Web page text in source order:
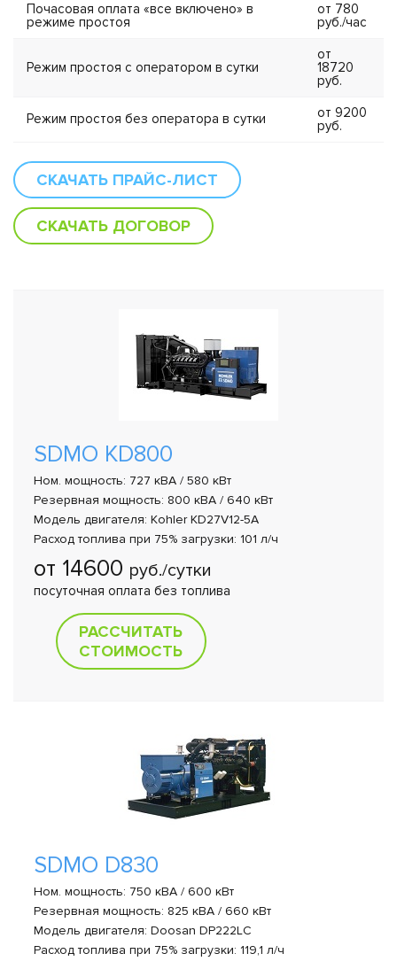
Почасовая оплата «все включено» в
режиме простоя
от 780
руб./час
Режим простоя с оператором в сутки
от
18720
руб.
Режим простоя без оператора в сутки
от 9200
руб.
СКАЧАТЬ ПРАЙС-ЛИСТ
СКАЧАТЬ ДОГОВОР
SDMO KD800
Ном. мощность: 727 кВА / 580 кВт
Резервная мощность: 800 кВА / 640 кВт
Модель двигателя: Kohler KD27V12-5A
Расход топлива при 75% загрузки: 101 л/ч
от 14600 руб./сутки
посуточная оплата без топлива
РАССЧИТАТЬ
СТОИМОСТЬ
SDMO D830
Ном. мощность: 750 кВА / 600 кВт
Резервная мощность: 825 кВА / 660 кВт
Модель двигателя: Doosan DP222LC
Расход топлива при 75% загрузки: 119,1 л/ч